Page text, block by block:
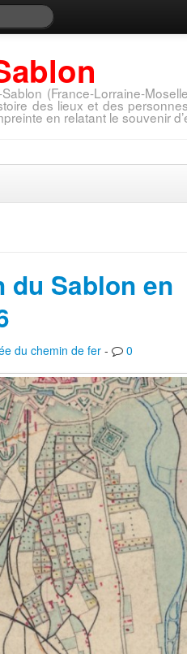
(France-Lorraine-
des lieux et des
en relatant le souvenir
du Sablon en
du chemin de fer- 0